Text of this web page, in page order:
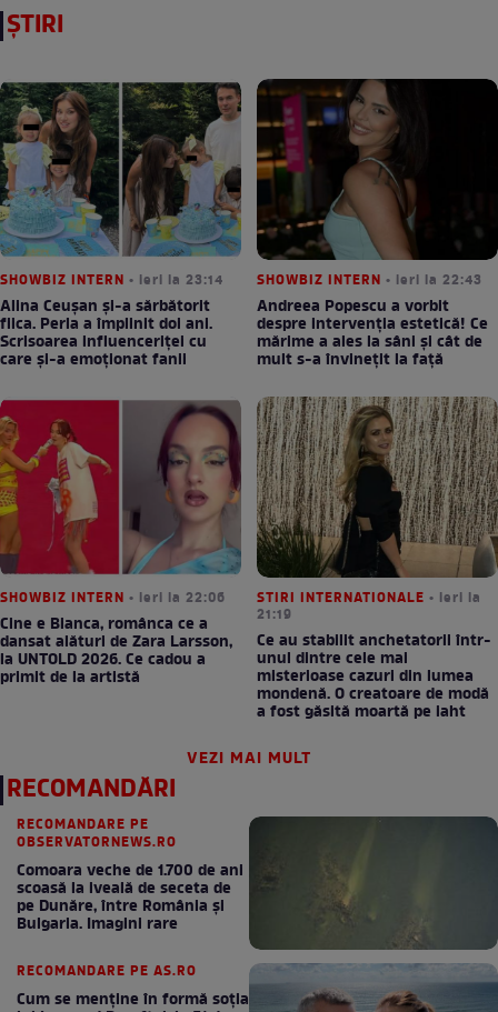
ȘTIRI
SHOWBIZ INTERN • ieri la 23:14
Alina Ceușan și-a sărbătorit
fiica. Perla a împlinit doi ani.
Scrisoarea influenceriței cu
care și-a emoționat fanii
SHOWBIZ INTERN • ieri la 22:43
Andreea Popescu a vorbit
despre intervenția estetică! Ce
mărime a ales la sâni și cât de
mult s-a învinețit la față
SHOWBIZ INTERN • ieri la 22:06
Cine e Bianca, românca ce a
dansat alături de Zara Larsson,
la UNTOLD 2026. Ce cadou a
primit de la artistă
STIRI INTERNATIONALE • ieri la
21:19
Ce au stabilit anchetatorii într-
unul dintre cele mai
misterioase cazuri din lumea
mondenă. O creatoare de modă
a fost găsită moartă pe iaht
VEZI MAI MULT
RECOMANDĂRI
RECOMANDARE PE
OBSERVATORNEWS.RO
Comoara veche de 1.700 de ani
scoasă la iveală de seceta de
pe Dunăre, între România şi
Bulgaria. Imagini rare
RECOMANDARE PE AS.RO
Cum se menţine în formă soţia